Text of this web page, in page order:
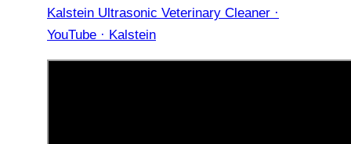
Kalstein Ultrasonic Veterinary Cleaner ·
YouTube · Kalstein